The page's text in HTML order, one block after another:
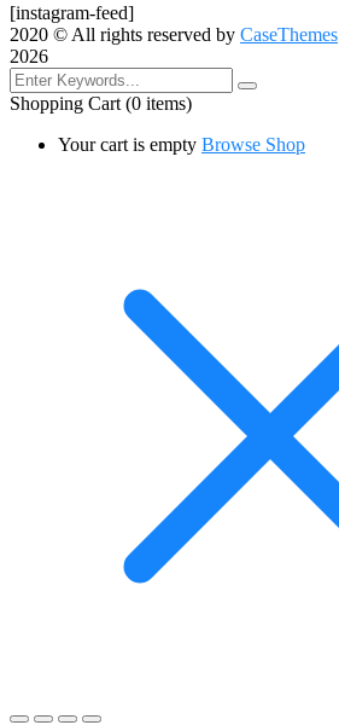
[instagram-feed]
2020 © All rights reserved by CaseThemes
2026
Shopping Cart (0 items)
Your cart is empty Browse Shop